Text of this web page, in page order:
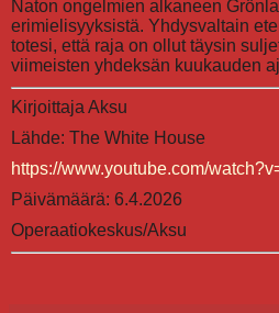
Naton ongelmien alkaneen
erimielisyyksistä. Yhdysvaltain
totesi, että raja on ollut täysin
viimeisten yhdeksän kuukauden
Kirjoittaja Aksu
Lähde: The White House
https://www.youtube.com/
Päivämäärä: 6.4.2026
Operaatiokeskus/Aksu